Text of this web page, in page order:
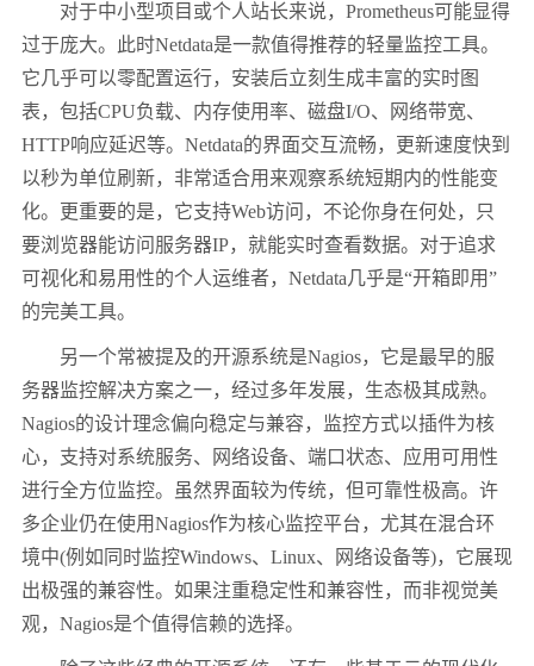
对于中小型项目或个人站长来说，Prometheus可能显得
过于庞大。此时Netdata是一款值得推荐的轻量监控工具。
它几乎可以零配置运行，安装后立刻生成丰富的实时图
表，包括CPU负载、内存使用率、磁盘I/O、网络带宽、
HTTP响应延迟等。Netdata的界面交互流畅，更新速度快到
以秒为单位刷新，非常适合用来观察系统短期内的性能变
化。更重要的是，它支持Web访问，不论你身在何处，只
要浏览器能访问服务器IP，就能实时查看数据。对于追求
可视化和易用性的个人运维者，Netdata几乎是“开箱即用”
的完美工具。
另一个常被提及的开源系统是Nagios，它是最早的服
务器监控解决方案之一，经过多年发展，生态极其成熟。
Nagios的设计理念偏向稳定与兼容，监控方式以插件为核
心，支持对系统服务、网络设备、端口状态、应用可用性
进行全方位监控。虽然界面较为传统，但可靠性极高。许
多企业仍在使用Nagios作为核心监控平台，尤其在混合环
境中(例如同时监控Windows、Linux、网络设备等)，它展现
出极强的兼容性。如果注重稳定性和兼容性，而非视觉美
观，Nagios是个值得信赖的选择。